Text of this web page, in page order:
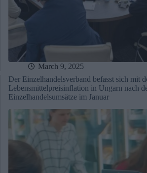
March 9, 2025
Der Einzelhandelsverband befasst sich mit
Lebensmittelpreisinflation in Ungarn nach
Einzelhandelsumsätze im Januar